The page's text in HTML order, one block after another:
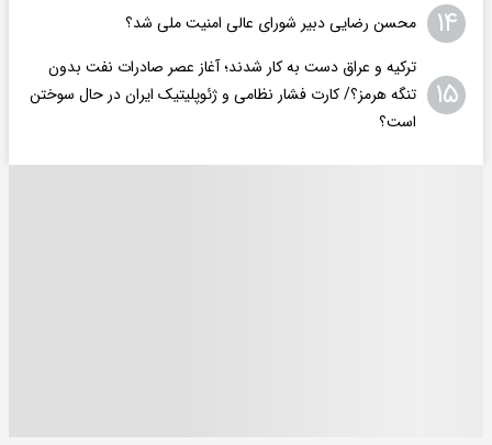
۱۴ محسن رضایی دبیر شورای عالی امنیت ملی شد؟
۱۵
ترکیه و عراق دست به کار شدند؛ آغاز عصر صادرات نفت بدون
تنگه هرمز؟/ کارت فشار نظامی و ژئوپلیتیک ایران در حال سوختن
است؟